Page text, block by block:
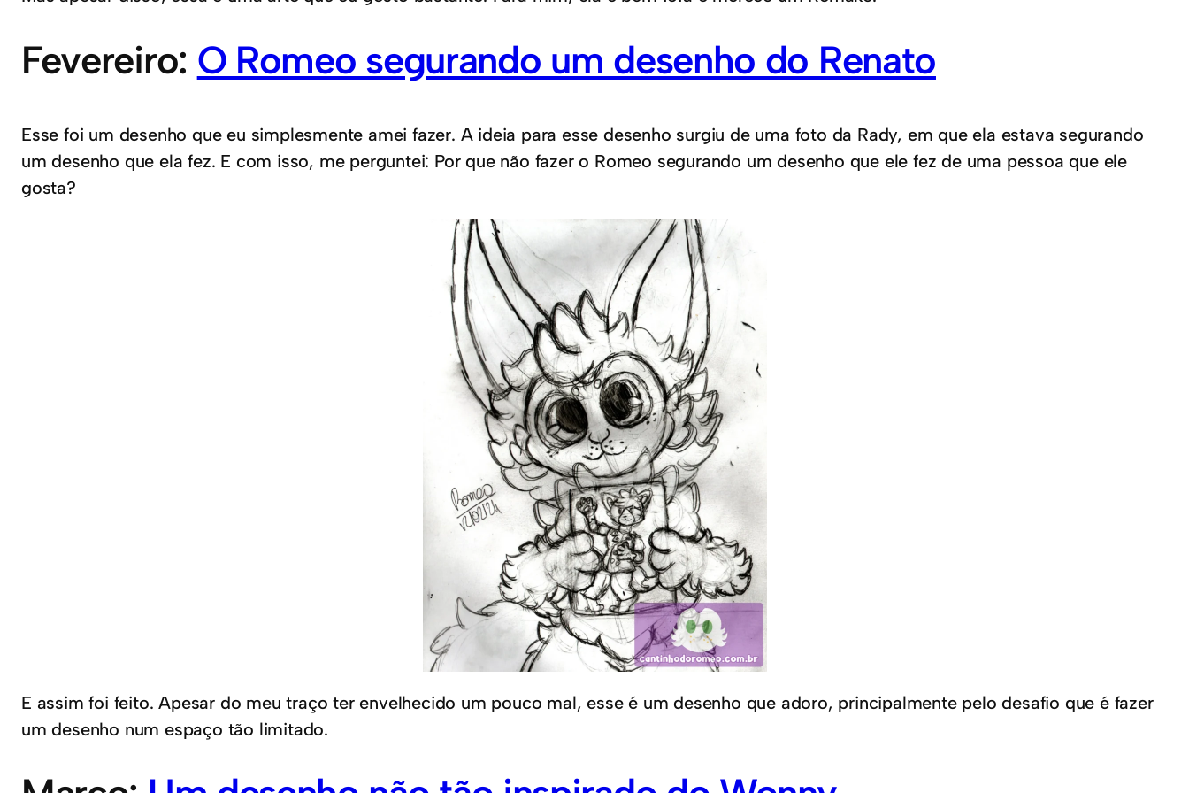
Fevereiro: O Romeo segurando um desenho do Renato
Esse foi um desenho que eu simplesmente amei fazer. A ideia para esse desenho surgiu de uma foto da Rady, em que ela estava segurando
um desenho que ela fez. E com isso, me perguntei: Por que não fazer o Romeo segurando um desenho que ele fez de uma pessoa que ele
gosta?
E assim foi feito. Apesar do meu traço ter envelhecido um pouco mal, esse é um desenho que adoro, principalmente pelo desafio que é fazer
um desenho num espaço tão limitado.